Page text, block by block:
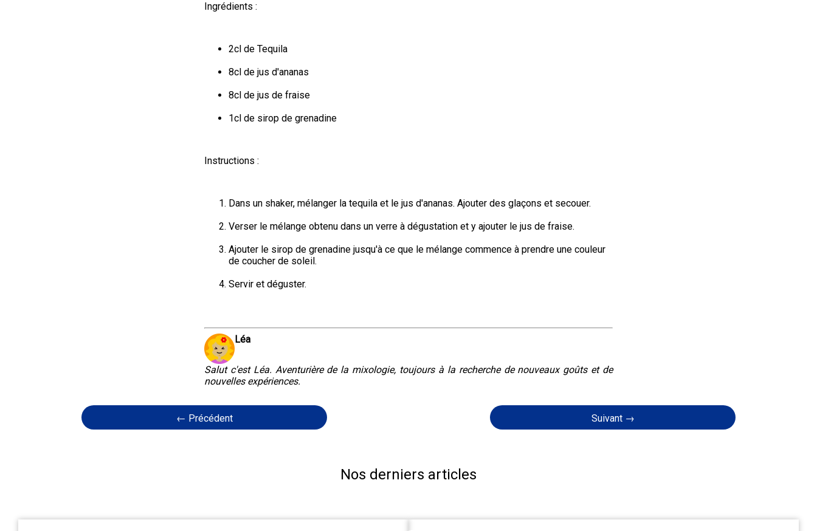
Ingrédients :
2cl de Tequila
8cl de jus d'ananas
8cl de jus de fraise
1cl de sirop de grenadine
Instructions :
Dans un shaker, mélanger la tequila et le jus d'ananas. Ajouter des glaçons et secouer.
Verser le mélange obtenu dans un verre à dégustation et y ajouter le jus de fraise.
Ajouter le sirop de grenadine jusqu'à ce que le mélange commence à prendre une couleur
de coucher de soleil.
Servir et déguster.
Léa
Salut c'est Léa. Aventurière de la mixologie, toujours à la recherche de nouveaux goûts et de
nouvelles expériences.
← Précédent Suivant →
Nos derniers articles